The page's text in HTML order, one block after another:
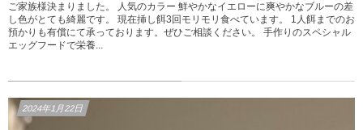
ご家族様決まりました。 人気のカラー 鮮やかなイエローに爽やかなブルーの差
し色がとても綺麗です。 現在挿し餌3回モリモリ食べています。 1人餌までのお
預かりも有償にて承っております。ぜひご相談ください。 手作りのスペシャル
エッグフードで栄養...
2024年1月22日